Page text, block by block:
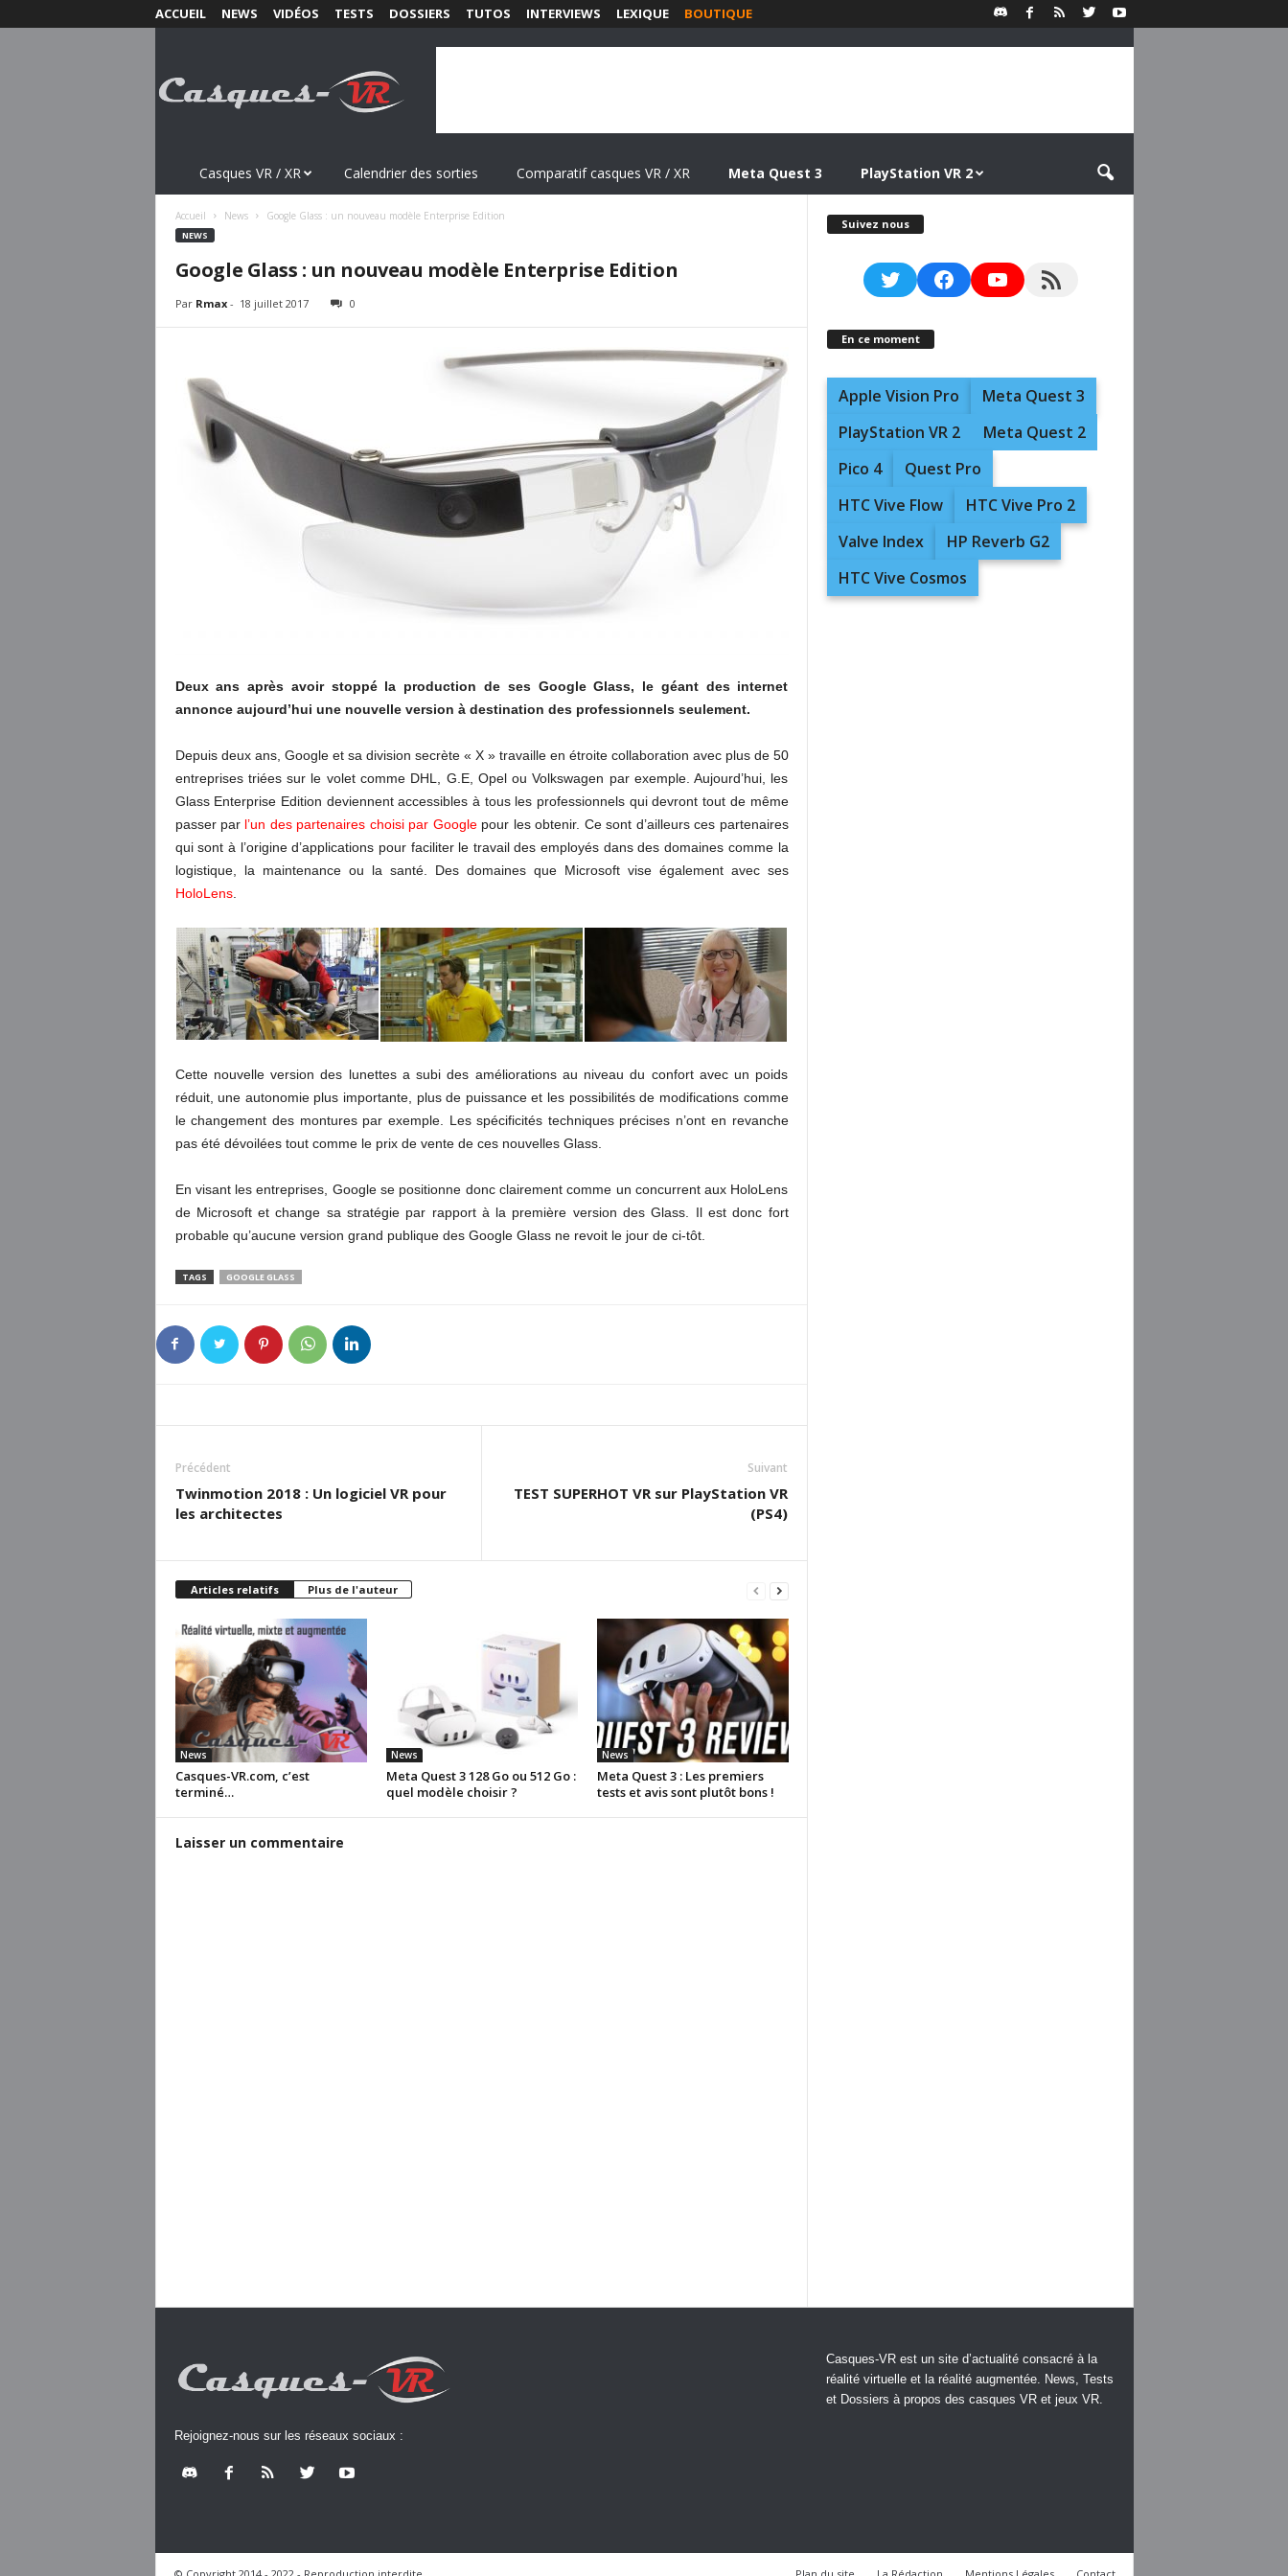
ACCUEIL NEWS VIDÉOS TESTS DOSSIERS TUTOS INTERVIEWS LEXIQUE BOUTIQUE
s
Casques VR / XR Calendrier des sorties Comparatif casques VR / XR Meta Quest 3 PlayStation VR 2
Accueil News Google Glass : un nouveau modèle Enterprise Edition
NEWS
Google Glass : un nouveau modèle Enterprise Edition
Par Rmax- 18 juillet 2017 0
Deux ans après avoir stoppé la production de ses Google Glass, le géant des internet
annonce aujourd’hui une nouvelle version à destination des professionnels seulement.
Depuis deux ans, Google et sa division secrète « X » travaille en étroite collaboration avec plus de 50
entreprises triées sur le volet comme DHL, G.E, Opel ou Volkswagen par exemple. Aujourd’hui, les
Glass Enterprise Edition deviennent accessibles à tous les professionnels qui devront tout de même
passer par l’un des partenaires choisi par Googlepour les obtenir. Ce sont d’ailleurs ces partenaires
qui sont à l’origine d’applications pour faciliter le travail des employés dans des domaines comme la
logistique, la maintenance ou la santé. Des domaines que Microsoft vise également avec ses
HoloLens.
Cette nouvelle version des lunettes a subi des améliorations au niveau du confort avec un poids
réduit, une autonomie plus importante, plus de puissance et les possibilités de modifications comme
le changement des montures par exemple. Les spécificités techniques précises n’ont en revanche
pas été dévoilées tout comme le prix de vente de ces nouvelles Glass.
En visant les entreprises, Google se positionne donc clairement comme un concurrent aux HoloLens
de Microsoft et change sa stratégie par rapport à la première version des Glass. Il est donc fort
probable qu’aucune version grand publique des Google Glass ne revoit le jour de ci-tôt.
TAGS GOOGLE GLASS
Précédent
Twinmotion 2018 : Un logiciel VR pour
les architectes
Suivant
TEST SUPERHOT VR sur PlayStation VR
(PS4)
Articles relatifs Plus de l'auteur
News
Casques-VR.com, c’est
terminé…
News
Meta Quest 3 128 Go ou 512 Go :
quel modèle choisir ?
News
Meta Quest 3 : Les premiers
tests et avis sont plutôt bons !
Laisser un commentaire
Suivez nous
TwitterFacebookYouTubeRSS Feed
En ce moment
Apple Vision Pro
Meta Quest 3
PlayStation VR 2
Meta Quest 2
Pico 4
Quest Pro
HTC Vive Flow
HTC Vive Pro 2
Valve Index
HP Reverb G2
HTC Vive Cosmos
Rejoignez-nous sur les réseaux sociaux :
Casques-VR est un site d’actualité consacré à la
réalité virtuelle et la réalité augmentée. News, Tests
et Dossiers à propos des casques VR et jeux VR.